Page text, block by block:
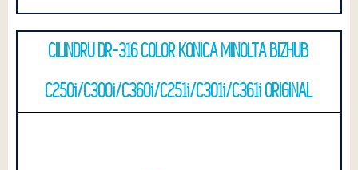
CILINDRU DR-316 COLOR KONICA MINOLTA BIZHUB
C250i/C300i/C360i/C251i/C301i/C361i ORIGINAL